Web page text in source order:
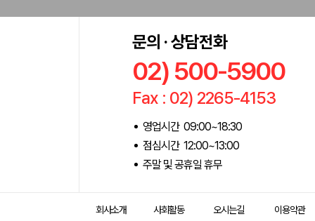
문의 · 상담전화
02) 500-5900
Fax : 02) 2265-4153
영업시간 09:00~18:30
점심시간 12:00~13:00
주말 및 공휴일 휴무
회사소개 사회활동 오시는길 이용약관